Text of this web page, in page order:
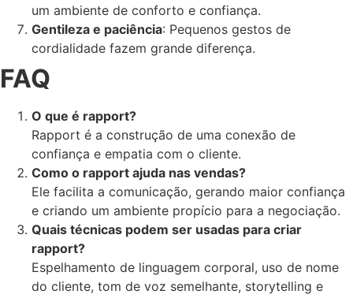
um ambiente de conforto e confiança.
Gentileza e paciência: Pequenos gestos de
cordialidade fazem grande diferença.
FAQ
O que é rapport?
Rapport é a construção de uma conexão de
confiança e empatia com o cliente.
Como o rapport ajuda nas vendas?
Ele facilita a comunicação, gerando maior confiança
e criando um ambiente propício para a negociação.
Quais técnicas podem ser usadas para criar
rapport?
Espelhamento de linguagem corporal, uso de nome
do cliente, tom de voz semelhante, storytelling e